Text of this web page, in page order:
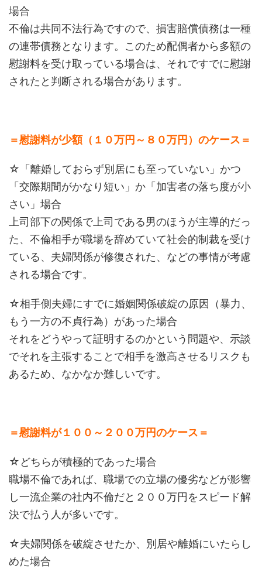
場合
不倫は共同不法行為ですので、損害賠償債務は一種
の連帯債務となります。このため配偶者から多額の
慰謝料を受け取っている場合は、それですでに慰謝
されたと判断される場合があります。
＝慰謝料が少額（１０万円～８０万円）のケース＝
☆「離婚しておらず別居にも至っていない」かつ
「交際期間がかなり短い」か「加害者の落ち度が小
さい」場合
上司部下の関係で上司である男のほうが主導的だっ
た、不倫相手が職場を辞めていて社会的制裁を受け
ている、夫婦関係が修復された、などの事情が考慮
される場合です。
☆相手側夫婦にすでに婚姻関係破綻の原因（暴力、
もう一方の不貞行為）があった場合
それをどうやって証明するのかという問題や、示談
でそれを主張することで相手を激高させるリスクも
あるため、なかなか難しいです。
＝慰謝料が１００～２００万円のケース＝
☆どちらが積極的であった場合
職場不倫であれば、職場での立場の優劣などが影響
し一流企業の社内不倫だと２００万円をスピード解
決で払う人が多いです。
☆夫婦関係を破綻させたか、別居や離婚にいたらし
めた場合